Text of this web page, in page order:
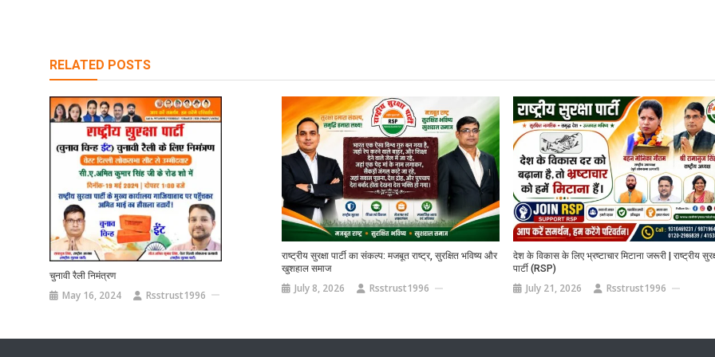
RELATED POSTS
चुनावी रैली निमंत्रण
May 16, 2024 Rsstrust1996
राष्ट्रीय सुरक्षा पार्टी का संकल्प: मजबूत राष्ट्र, सुरक्षित भविष्य और
खुशहाल समाज
July 8, 2026 Rsstrust1996
देश के विकास के लिए भ्रष्टाचार मिटाना जरूरी | राष्ट्रीय
पार्टी (RSP)
July 21, 2026 Rsstrust1996